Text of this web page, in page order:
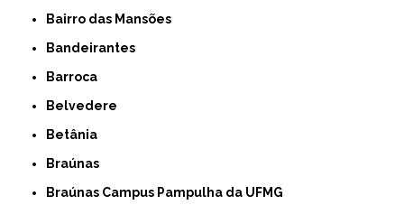
Bairro das Mansões
Bandeirantes
Barroca
Belvedere
Betânia
Braúnas
Braúnas Campus Pampulha da UFMG